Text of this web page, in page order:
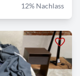
12% Nachlass